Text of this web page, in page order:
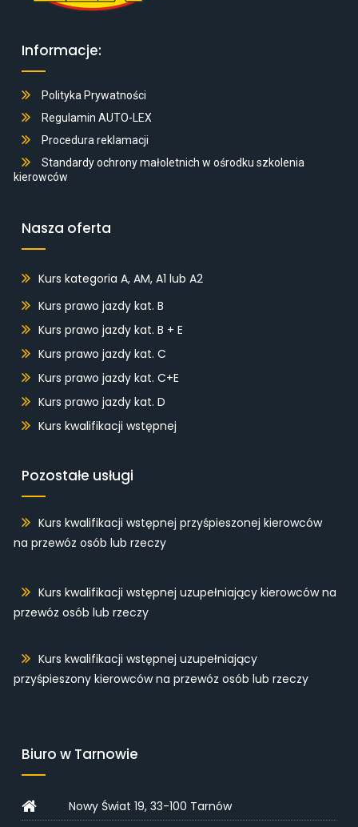
Informacje:
Polityka Prywatności
Regulamin AUTO-LEX
Procedura reklamacji
Standardy ochrony małoletnich w ośrodku szkolenia
kierowców
Nasza oferta
Kurs kategoria A, AM, A1 lub A2
Kurs prawo jazdy kat. B
Kurs prawo jazdy kat. B + E
Kurs prawo jazdy kat. C
Kurs prawo jazdy kat. C+E
Kurs prawo jazdy kat. D
Kurs kwalifikacji wstępnej
Pozostałe usługi
Kurs kwalifikacji wstępnej przyśpieszonej kierowców
na przewóz osób lub rzeczy
Kurs kwalifikacji wstępnej uzupełniający kierowców na
przewóz osób lub rzeczy
Kurs kwalifikacji wstępnej uzupełniający
przyśpieszony kierowców na przewóz osób lub rzeczy
Biuro w Tarnowie
Nowy Świat 19, 33-100 Tarnów